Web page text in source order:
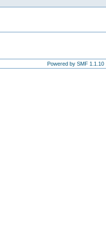
Powered by SMF 1.1.10